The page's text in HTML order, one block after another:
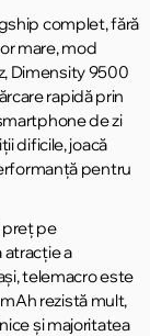
complet, fără
mare, mod
Dimensity 9500
rapidă prin
de zi
dificile, joacă
pentru
preț pe
atracție a
telemacro este
rezistă mult,
și majoritatea